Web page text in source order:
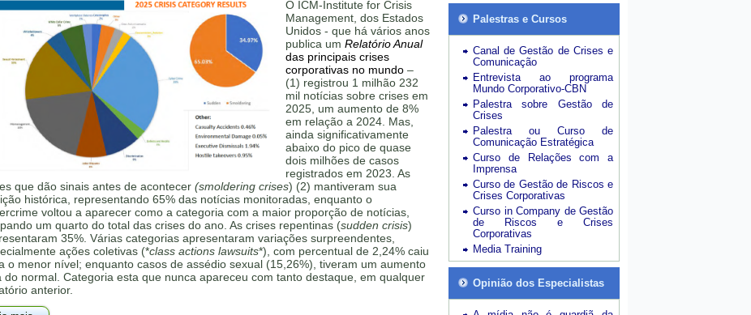
O ICM-Institute for Crisis
Management, dos Estados
Unidos - que há vários anos
publica um Relatório Anual
das principais crises
corporativas no mundo –
(1) registrou 1 milhão 232
mil notícias sobre crises em
2025, um aumento de 8%
em relação a 2024. Mas,
ainda significativamente
abaixo do pico de quase
dois milhões de casos
registrados em 2023. As
que dão sinais antes de acontecer (smoldering crises) (2) mantiveram sua
histórica, representando 65% das notícias monitoradas, enquanto o
voltou a aparecer como a categoria com a maior proporção de notícias,
um quarto do total das crises do ano. As crises repentinas (sudden crisis)
35%. Várias categorias apresentaram variações surpreendentes,
ações coletivas (*class actions lawsuits*), com percentual de 2,24% caiu
o menor nível; enquanto casos de assédio sexual (15,26%), tiveram um aumento
do normal. Categoria esta que nunca apareceu com tanto destaque, em qualquer
anterior.
Palestras e Cursos
Canal de Gestão de Crises e
Comunicação
Entrevista ao programa
Mundo Corporativo-CBN
Palestra sobre Gestão de
Crises
Palestra ou Curso de
Comunicação Estratégica
Curso de Relações com a
Imprensa
Curso de Gestão de Riscos e
Crises Corporativas
Curso in Company de Gestão
de Riscos e Crises
Corporativas
Media Training
Opinião dos Especialistas